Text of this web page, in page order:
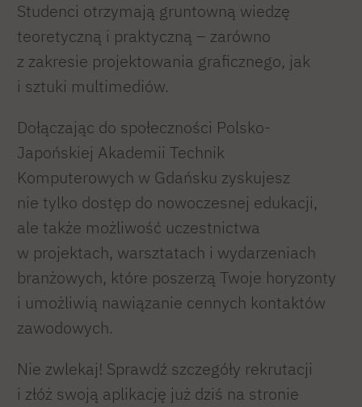
Studenci otrzymają gruntowną wiedzę
teoretyczną i praktyczną – zarówno
z zakresie projektowania graficznego, jak
i sztuki multimediów.
Dołączając do społeczności Polsko-
Japońskiej Akademii Technik
Komputerowych w Gdańsku zyskujesz
nie tylko dostęp do nowoczesnej edukacji,
ale także możliwość uczestnictwa
w projektach, warsztatach i wydarzeniach
branżowych, które poszerzą Twoje horyzonty
i umożliwią nawiązanie cennych kontaktów
zawodowych.
Nie zwlekaj! Sprawdź szczegóły rekrutacji
i złóż swoją aplikację już dziś na stronie